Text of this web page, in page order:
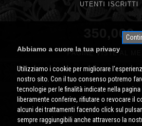
UTENTI ISCRITTI
350,000
PAGINE VISTE AL
Abbiamo a cuore la tua privacy
Utilizziamo i cookie per migliorare
nostro sito. Con il tuo consenso potremo
tecnologie per le finalità indicate nella pagina
liberamente conferire, rifiutare o revocare il
alcuni dei trattamenti facendo click sul
sempre raggiungibili anche attraverso la